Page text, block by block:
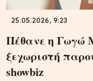
25.05.2026, 9:23
Πέθανε η
ξεχωριστή
showbiz